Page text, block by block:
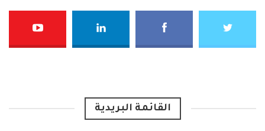
القائمة البريدية